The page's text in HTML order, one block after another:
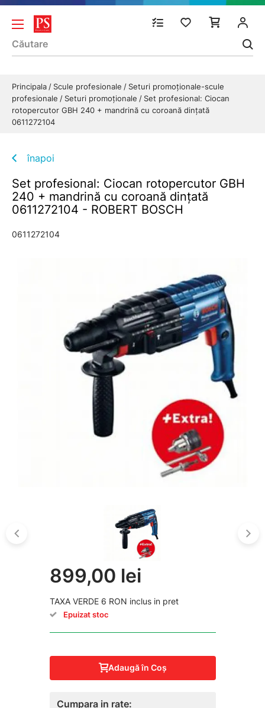
Principala Scule profesionale
Seturi promoționale-scule
profesionale
Seturi promoționale
Set profesional: Ciocan
rotopercutor GBH 240 + mandrină cu coroană dinţată
0611272104
înapoi
Set profesional: Ciocan rotopercutor GBH
240 + mandrină cu coroană dinţată
0611272104 - ROBERT BOSCH
0611272104
899,00 lei
TAXA VERDE 6 RON inclus in pret
Epuizat stoc
Adaugă în Coş
Cumpara in rate: